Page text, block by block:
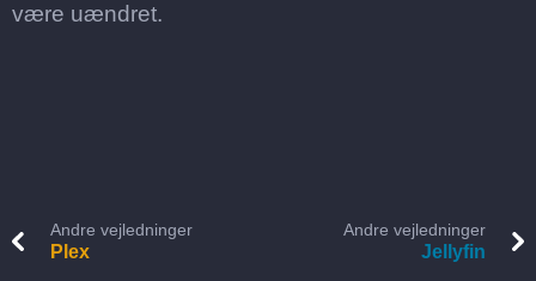
være uændret.
Andre vejledninger
Plex
Andre vejledninger
Jellyfin